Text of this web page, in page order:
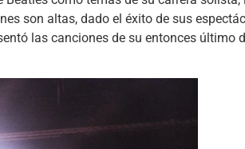
son altas, dado el éxito de sus
las canciones de su entonces último